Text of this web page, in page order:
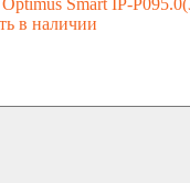
в наличии